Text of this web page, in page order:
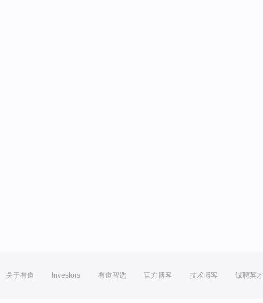
关于有道 Investors 有道智选 官方博客 技术博客 诚聘英才